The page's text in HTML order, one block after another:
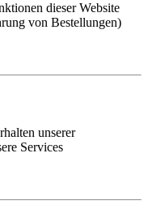
dieser Website
von Bestellungen)
unserer
Services